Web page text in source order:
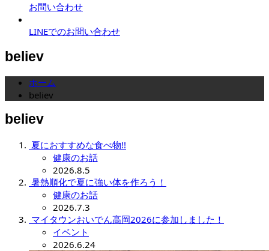
お問い合わせ
LINEでのお問い合わせ
believ
ホーム
believ
believ
夏におすすめな食べ物!!
健康のお話
2026.8.5
暑熱順化で夏に強い体を作ろう！
健康のお話
2026.7.3
マイタウンおいでん高岡2026に参加しました！
イベント
2026.6.24